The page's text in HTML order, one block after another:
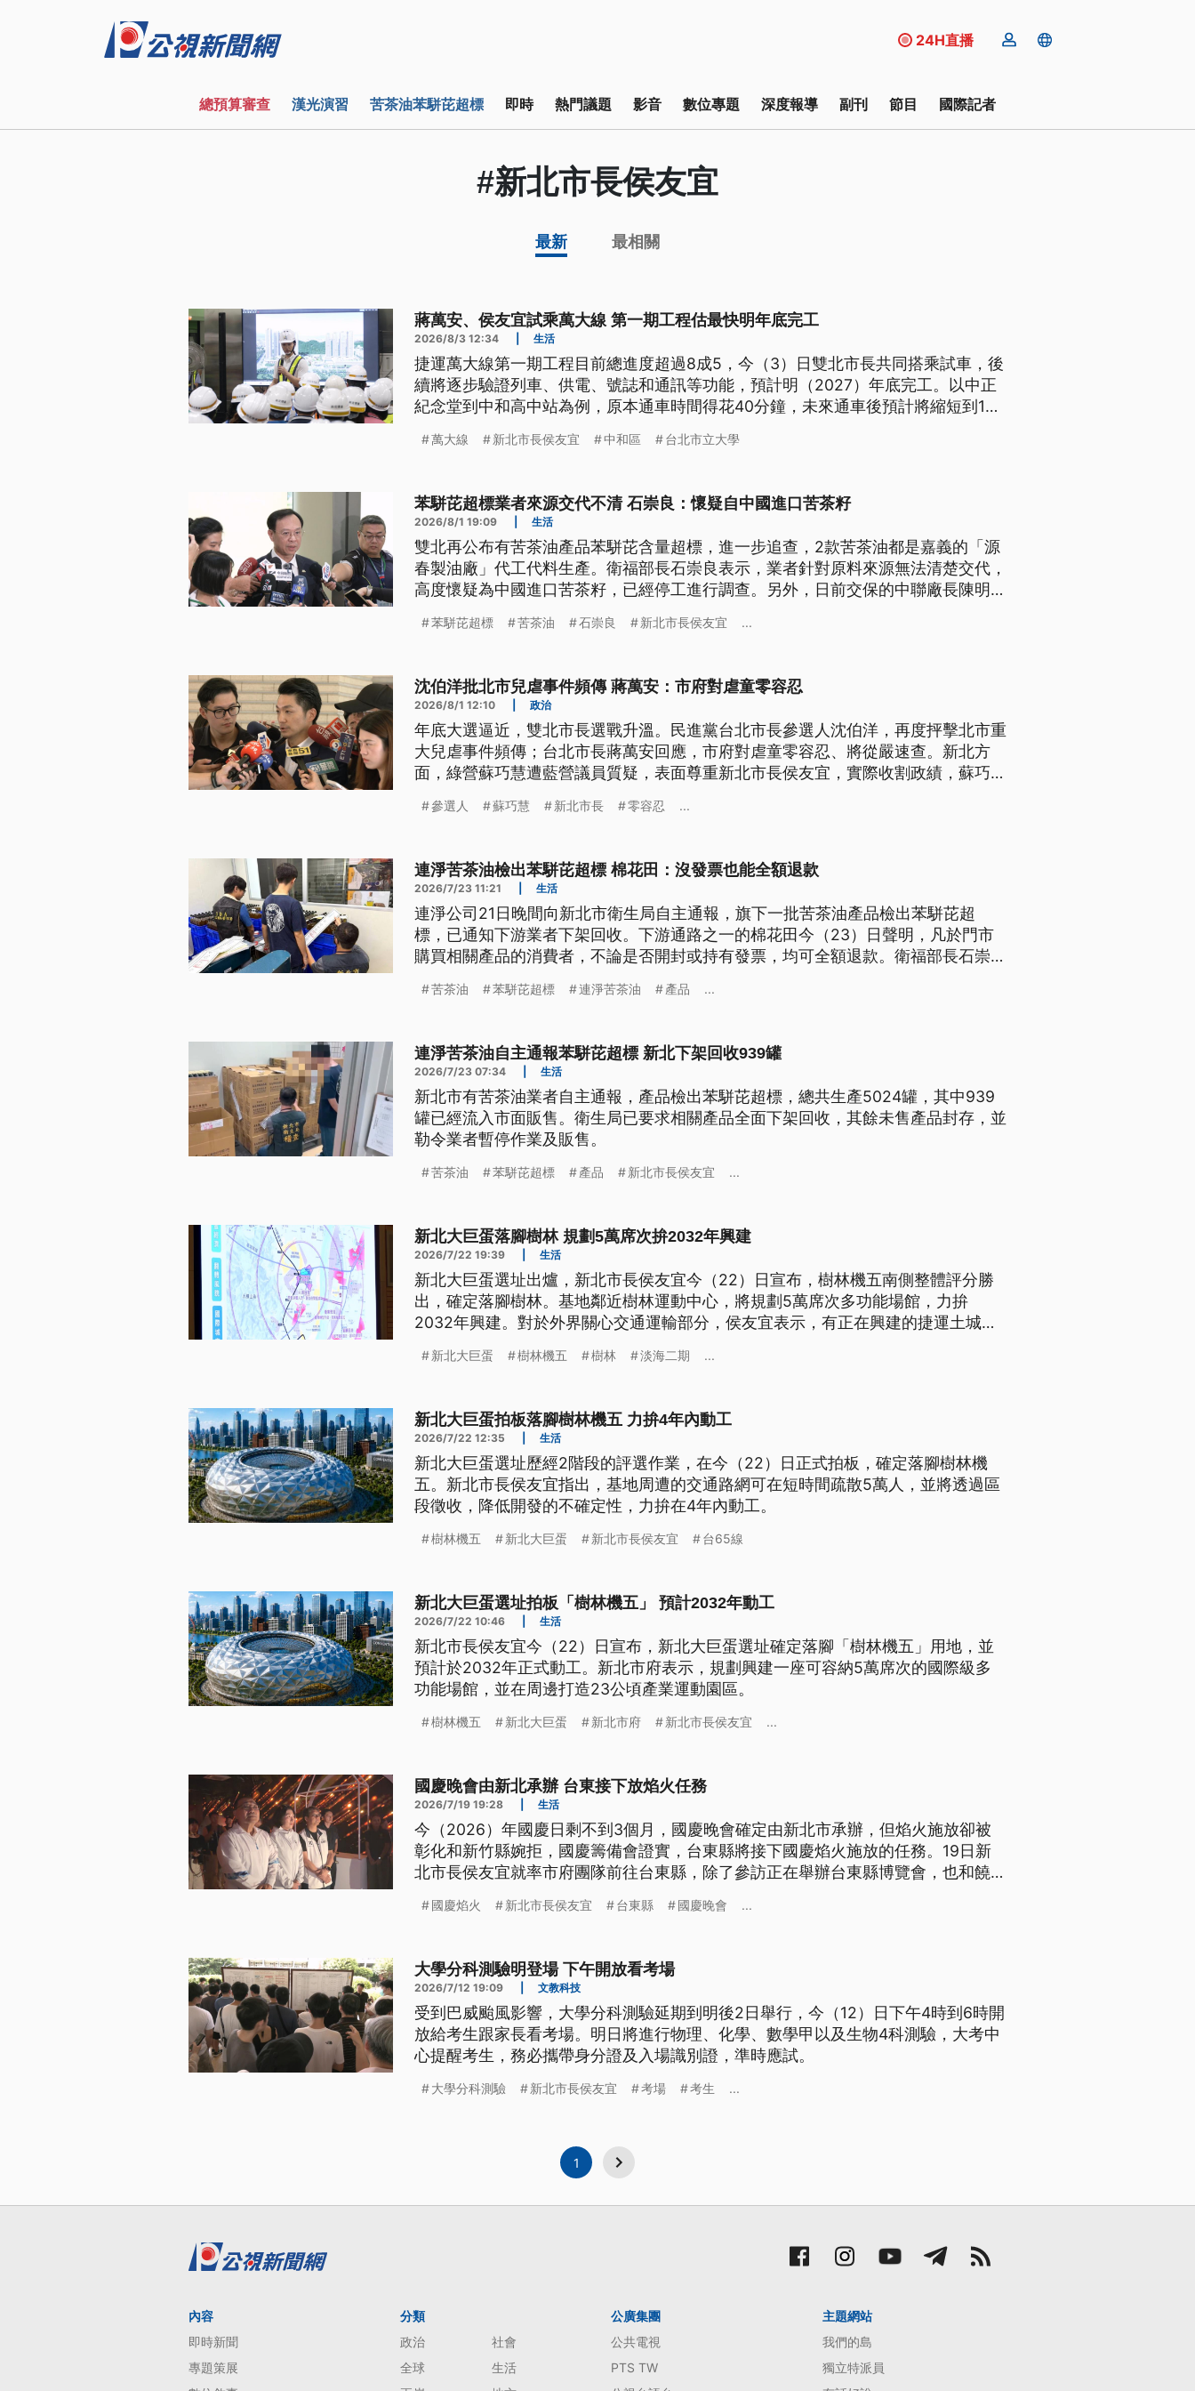
24H直播
總預算審查 漢光演習 苦茶油苯駢芘超標 即時 熱門議題 影音 數位專題 深度報導 副刊 節目 國際記者
#新北市長侯友宜
最新 最相關
蔣萬安、侯友宜試乘萬大線 第一期工程估最快明年底完工
2026/8/3 12:34 生活
捷運萬大線第一期工程目前總進度超過8成5，今（3）日雙北市長共同搭乘試車，後
續將逐步驗證列車、供電、號誌和通訊等功能，預計明（2027）年底完工。以中正
紀念堂到中和高中站為例，原本通車時間得花40分鐘，未來通車後預計將縮短到14
萬大線 新北市長侯友宜 中和區 台北市立大學
苯駢芘超標業者來源交代不清 石崇良：懷疑自中國進口苦茶籽
2026/8/1 19:09 生活
雙北再公布有苦茶油產品苯駢芘含量超標，進一步追查，2款苦茶油都是嘉義的「源
春製油廠」代工代料生產。衛福部長石崇良表示，業者針對原料來源無法清楚交代，
高度懷疑為中國進口苦茶籽，已經停工進行調查。另外，日前交保的中聯廠長陳明
苯駢芘超標 苦茶油 石崇良 新北市長侯友宜 ...
沈伯洋批北市兒虐事件頻傳 蔣萬安：市府對虐童零容忍
2026/8/1 12:10 政治
年底大選逼近，雙北市長選戰升溫。民進黨台北市長參選人沈伯洋，再度抨擊北市重
大兒虐事件頻傳；台北市長蔣萬安回應，市府對虐童零容忍、將從嚴速查。新北方
面，綠營蘇巧慧遭藍營議員質疑，表面尊重新北市長侯友宜，實際收割政績，蘇巧慧
發外界質疑她的貢獻。
參選人 蘇巧慧 新北市長 零容忍 ...
連淨苦茶油檢出苯駢芘超標 棉花田：沒發票也能全額退款
2026/7/23 11:21 生活
連淨公司21日晚間向新北市衛生局自主通報，旗下一批苦茶油產品檢出苯駢芘超
標，已通知下游業者下架回收。下游通路之一的棉花田今（23）日聲明，凡於門市
購買相關產品的消費者，不論是否開封或持有發票，均可全額退款。衛福部長石崇良
苦茶油 苯駢芘超標 連淨苦茶油 產品 ...
連淨苦茶油自主通報苯駢芘超標 新北下架回收939罐
2026/7/23 07:34 生活
新北市有苦茶油業者自主通報，產品檢出苯駢芘超標，總共生產5024罐，其中939
罐已經流入市面販售。衛生局已要求相關產品全面下架回收，其餘未售產品封存，並
勒令業者暫停作業及販售。
苦茶油 苯駢芘超標 產品 新北市長侯友宜 ...
新北大巨蛋落腳樹林 規劃5萬席次拚2032年興建
2026/7/22 19:39 生活
新北大巨蛋選址出爐，新北市長侯友宜今（22）日宣布，樹林機五南側整體評分勝
出，確定落腳樹林。基地鄰近樹林運動中心，將規劃5萬席次多功能場館，力拚
2032年興建。對於外界關心交通運輸部分，侯友宜表示，有正在興建的捷運土城樹
有台65線銜接國道，有助減輕交通負荷。
新北大巨蛋 樹林機五 樹林 淡海二期 ...
新北大巨蛋拍板落腳樹林機五 力拚4年內動工
2026/7/22 12:35 生活
新北大巨蛋選址歷經2階段的評選作業，在今（22）日正式拍板，確定落腳樹林機
五。新北市長侯友宜指出，基地周遭的交通路網可在短時間疏散5萬人，並將透過區
段徵收，降低開發的不確定性，力拚在4年內動工。
樹林機五 新北大巨蛋 新北市長侯友宜 台65線
新北大巨蛋選址拍板「樹林機五」 預計2032年動工
2026/7/22 10:46 生活
新北市長侯友宜今（22）日宣布，新北大巨蛋選址確定落腳「樹林機五」用地，並
預計於2032年正式動工。新北市府表示，規劃興建一座可容納5萬席次的國際級多
功能場館，並在周邊打造23公頃產業運動園區。
樹林機五 新北大巨蛋 新北市府 新北市長侯友宜 ...
國慶晚會由新北承辦 台東接下放焰火任務
2026/7/19 19:28 生活
今（2026）年國慶日剩不到3個月，國慶晚會確定由新北市承辦，但焰火施放卻被
彰化和新竹縣婉拒，國慶籌備會證實，台東縣將接下國慶焰火施放的任務。19日新
北市長侯友宜就率市府團隊前往台東縣，除了參訪正在舉辦台東縣博覽會，也和饒慶
國慶焰火 新北市長侯友宜 台東縣 國慶晚會 ...
大學分科測驗明登場 下午開放看考場
2026/7/12 19:09 文教科技
受到巴威颱風影響，大學分科測驗延期到明後2日舉行，今（12）日下午4時到6時開
放給考生跟家長看考場。明日將進行物理、化學、數學甲以及生物4科測驗，大考中
心提醒考生，務必攜帶身分證及入場識別證，準時應試。
大學分科測驗 新北市長侯友宜 考場 考生 ...
1
內容
即時新聞
專題策展
分類
政治
社會
全球
生活
公廣集團
公共電視
PTS TW
主題網站
我們的島
獨立特派員